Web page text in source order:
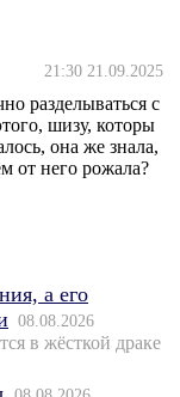
21:30 21.09.2025
разделываться с
шизу, которы
она же знала,
от него рожала?
а его
08.08.2026
в жёсткой драке